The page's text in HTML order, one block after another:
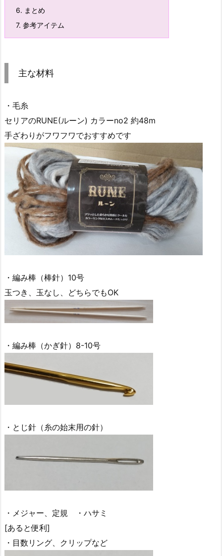
6. まとめ
7. 参考アイテム
主な材料
・毛糸
セリアのRUNE(ルーン) カラーno2 約48m
手ざわりがフワフワでおすすめです
・編み棒（棒針）10号
玉つき、玉なし、どちらでもOK
・編み棒（かぎ針）8-10号
・とじ針（糸の始末用の針）
・メジャー、定規 ・ハサミ
[あると便利]
・目数リング、クリップなど